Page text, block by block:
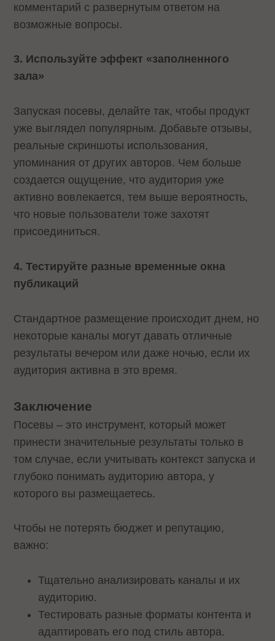
комментарий с развернутым ответом на
возможные вопросы.
3. Используйте эффект «заполненного
зала»
Запуская посевы, делайте так, чтобы продукт
уже выглядел популярным. Добавьте отзывы,
реальные скриншоты использования,
упоминания от других авторов. Чем больше
создается ощущение, что аудитория уже
активно вовлекается, тем выше вероятность,
что новые пользователи тоже захотят
присоединиться.
4. Тестируйте разные временные окна
публикаций
Стандартное размещение происходит днем, но
некоторые каналы могут давать отличные
результаты вечером или даже ночью, если их
аудитория активна в это время.
Заключение
Посевы – это инструмент, который может
принести значительные результаты только в
том случае, если учитывать контекст запуска и
глубоко понимать аудиторию автора, у
которого вы размещаетесь.
Чтобы не потерять бюджет и репутацию,
важно:
Тщательно анализировать каналы и их
аудиторию.
Тестировать разные форматы контента и
адаптировать его под стиль автора.